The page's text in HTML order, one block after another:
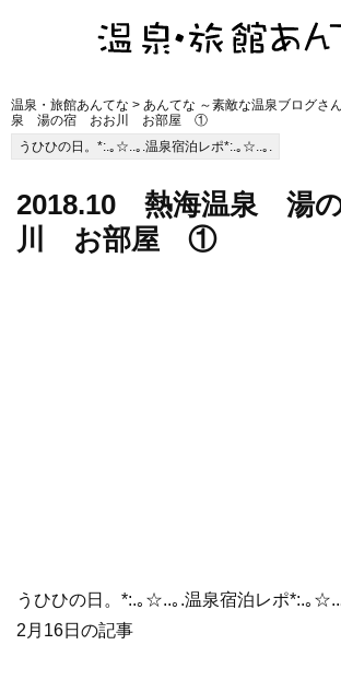
温泉・旅館あんてな > あんてな ～素敵な温泉ブログさ
泉 湯の宿 おお川 お部屋 ①
うひひの日。*:.｡☆..｡.温泉宿泊レポ*:.｡☆..｡.
2018.10 熱海温泉 湯
川 お部屋 ①
うひひの日。*:.｡☆..｡.温泉宿泊レポ*:.｡
2月16日の記事